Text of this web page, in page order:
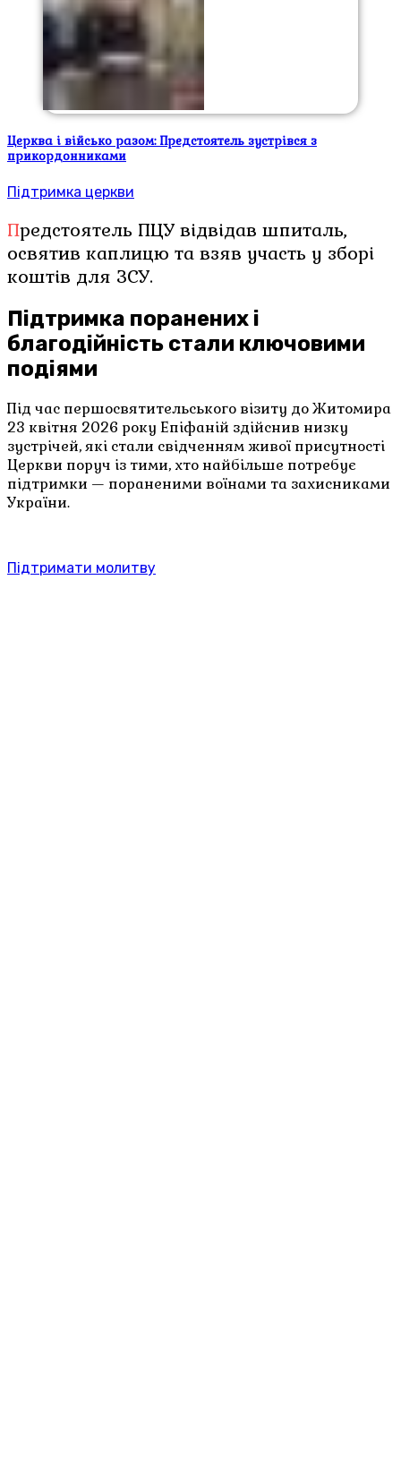
Церква і військо разом: Предстоятель зустрівся з
прикордонниками
Підтримка церкви
Предстоятель ПЦУ відвідав шпиталь,
освятив каплицю та взяв участь у зборі
коштів для ЗСУ.
Підтримка поранених і
благодійність стали ключовими
подіями
Під час першосвятительського візиту до Житомира
23 квітня 2026 року Епіфаній здійснив низку
зустрічей, які стали свідченням живої присутності
Церкви поруч із тими, хто найбільше потребує
підтримки — пораненими воїнами та захисниками
України.
Підтримати молитву